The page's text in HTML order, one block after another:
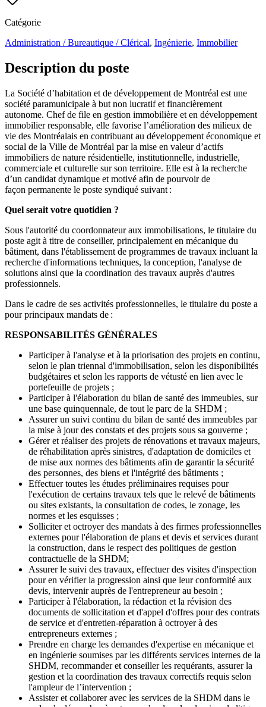
Catégorie
Administration / Bureautique / Clérical, Ingénierie, Immobilier
Description du poste
La Société d’habitation et de développement de Montréal est une
société paramunicipale à but non lucratif et financièrement
autonome. Chef de file en gestion immobilière et en développement
immobilier responsable, elle favorise l’amélioration des milieux de
vie des Montréalais en contribuant au développement économique et
social de la Ville de Montréal par la mise en valeur d’actifs
immobiliers de nature résidentielle, institutionnelle, industrielle,
commerciale et culturelle sur son territoire. Elle est à la recherche
d’un candidat dynamique et motivé afin de pourvoir de
façon permanente le poste syndiqué suivant :
Quel serait votre quotidien ?
Sous l'autorité du coordonnateur aux immobilisations, le titulaire du
poste agit à titre de conseiller, principalement en mécanique du
bâtiment, dans l'établissement de programmes de travaux incluant la
recherche d'informations techniques, la conception, l'analyse de
solutions ainsi que la coordination des travaux auprès d'autres
professionnels.
Dans le cadre de ses activités professionnelles, le titulaire du poste a
pour principaux mandats de :
RESPONSABILITÉS GÉNÉRALES
Participer à l'analyse et à la priorisation des projets en continu,
selon le plan triennal d'immobilisation, selon les disponibilités
budgétaires et selon les rapports de vétusté en lien avec le
portefeuille de projets ;
Participer à l'élaboration du bilan de santé des immeubles, sur
une base quinquennale, de tout le parc de la SHDM ;
Assurer un suivi continu du bilan de santé des immeubles par
la mise à jour des constats et des projets sous sa gouverne ;
Gérer et réaliser des projets de rénovations et travaux majeurs,
de réhabilitation après sinistres, d'adaptation de domiciles et
de mise aux normes des bâtiments afin de garantir la sécurité
des personnes, des biens et l'intégrité des bâtiments ;
Effectuer toutes les études préliminaires requises pour
l'exécution de certains travaux tels que le relevé de bâtiments
ou sites existants, la consultation de codes, le zonage, les
normes et les esquisses ;
Solliciter et octroyer des mandats à des firmes professionnelles
externes pour l'élaboration de plans et devis et services durant
la construction, dans le respect des politiques de gestion
contractuelle de la SHDM;
Assurer le suivi des travaux, effectuer des visites d'inspection
pour en vérifier la progression ainsi que leur conformité aux
devis, intervenir auprès de l'entrepreneur au besoin ;
Participer à l'élaboration, la rédaction et la révision des
documents de sollicitation et d'appel d'offres pour des contrats
de service et d'entretien-réparation à octroyer à des
entrepreneurs externes ;
Prendre en charge les demandes d'expertise en mécanique et
en ingénierie soumises par les différents services internes de la
SHDM, recommander et conseiller les requérants, assurer la
gestion et la coordination des travaux correctifs requis selon
l'ampleur de l’intervention ;
Assister et collaborer avec les services de la SHDM dans le